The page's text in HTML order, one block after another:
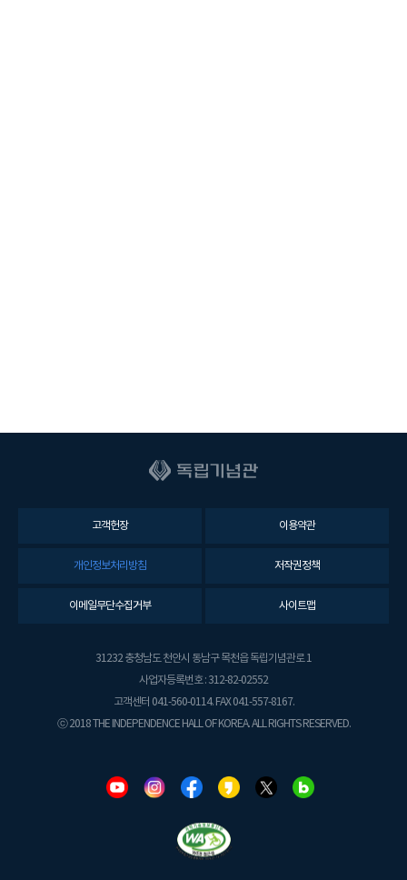
고객헌장 이용약관
개인정보처리방침 저작권정책
이메일무단수집거부 사이트맵
31232 충청남도 천안시 동남구 목천읍 독립기념관로 1
사업자등록번호 : 312-82-02552
고객센터 041-560-0114. FAX 041-557-8167.
ⓒ 2018 THE INDEPENDENCE HALL OF KOREA. ALL RIGHTS RESERVED.